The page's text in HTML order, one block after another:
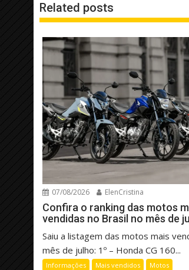
Related posts
07/08/2026 ElenCristina
Confira o ranking das motos
vendidas no Brasil no mês de
Saiu a listagem das motos mais
mês de julho: 1º – Honda CG 160...
Informações Mais vendidos Motos